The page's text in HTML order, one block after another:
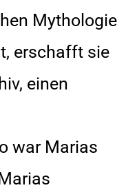
Mythologie
erschafft sie
einen
war Marias